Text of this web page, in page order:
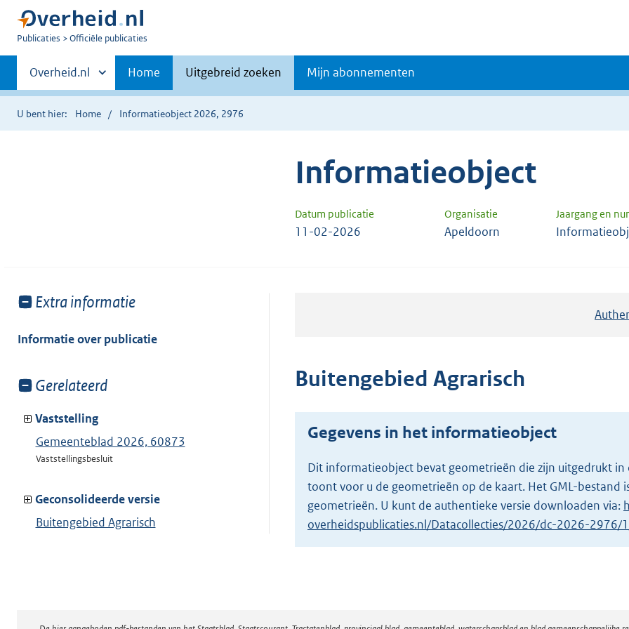
U
Publicaties Officiële publicaties
Primaire
navigatie
Andere
sites
binnen
Overheid.nl Home Uitgebreid zoeken Mijn abonnementen
U bent hier: Home Informatieobject 2026, 2976
Informatieobject
Datum publicatie Organisatie Jaargang en
11-02-2026 Apeldoorn
Toon
van:
Extra informatie
Informatie over publicatie
Toon
van:
Gerelateerd
Vaststelling
Gemeenteblad 2026, 60873
Vaststellingsbesluit
Geconsolideerde versie
Buitengebied Agrarisch
Buitengebied Agrarisch
Gegevens in het informatieobject
Dit informatieobject bevat geometrieën die zijn uitgedrukt in
toont voor u de geometrieën op de kaart. Het GML-bestand
geometrieën. U kunt de authentieke versie downloaden via:
overheidspublicaties.nl/Datacollecties/2026/dc-2026-